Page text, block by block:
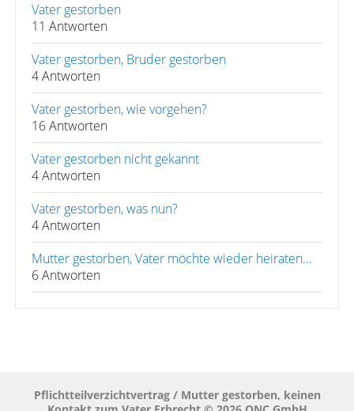
Vater gestorben
11 Antworten
Vater gestorben, Bruder gestorben
4 Antworten
Vater gestorben, wie vorgehen?
16 Antworten
Vater gestorben nicht gekannt
4 Antworten
Vater gestorben, was nun?
4 Antworten
Mutter gestorben, Vater möchte wieder heiraten...
6 Antworten
Pflichtteilverzichtvertrag / Mutter gestorben, keinen